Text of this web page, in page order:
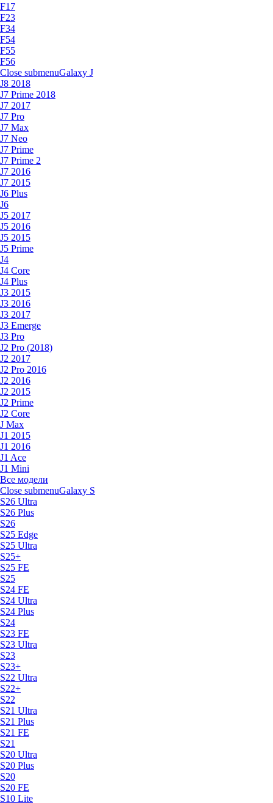
F17
F23
F34
F54
F55
F56
Close submenuGalaxy J
J8 2018
J7 Prime 2018
J7 2017
J7 Pro
J7 Max
J7 Neo
J7 Prime
J7 Prime 2
J7 2016
J7 2015
J6 Plus
J6
J5 2017
J5 2016
J5 2015
J5 Prime
J4
J4 Core
J4 Plus
J3 2015
J3 2016
J3 2017
J3 Emerge
J3 Pro
J2 Pro (2018)
J2 2017
J2 Pro 2016
J2 2016
J2 2015
J2 Prime
J2 Core
J Max
J1 2015
J1 2016
J1 Ace
J1 Mini
Все модели
Close submenuGalaxy S
S26 Ultra
S26 Plus
S26
S25 Edge
S25 Ultra
S25+
S25 FE
S25
S24 FE
S24 Ultra
S24 Plus
S24
S23 FE
S23 Ultra
S23
S23+
S22 Ultra
S22+
S22
S21 Ultra
S21 Plus
S21 FE
S21
S20 Ultra
S20 Plus
S20
S20 FE
S10 Lite